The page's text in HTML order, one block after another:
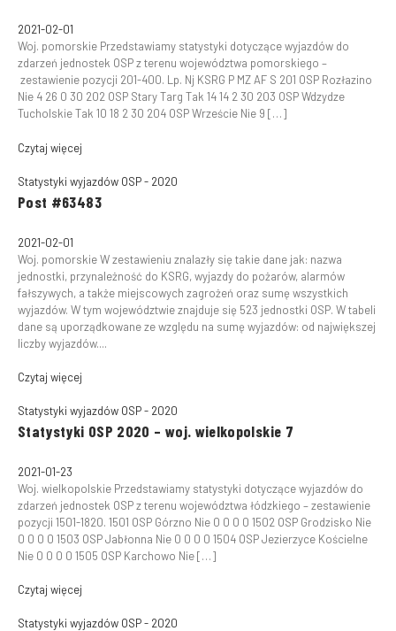
2021-02-01
Woj. pomorskie Przedstawiamy statystyki dotyczące wyjazdów do
zdarzeń jednostek OSP z terenu województwa pomorskiego –
zestawienie pozycji 201-400. Lp. Nj KSRG P MZ AF S 201 OSP Rozłazino
Nie 4 26 0 30 202 OSP Stary Targ Tak 14 14 2 30 203 OSP Wdzydze
Tucholskie Tak 10 18 2 30 204 OSP Wrzeście Nie 9 […]
Czytaj więcej
Statystyki wyjazdów OSP - 2020
Post #63483
2021-02-01
Woj. pomorskie W zestawieniu znalazły się takie dane jak: nazwa
jednostki, przynależność do KSRG, wyjazdy do pożarów, alarmów
fałszywych, a także miejscowych zagrożeń oraz sumę wszystkich
wyjazdów. W tym województwie znajduje się 523 jednostki OSP. W tabeli
dane są uporządkowane ze względu na sumę wyjazdów: od największej
liczby wyjazdów....
Czytaj więcej
Statystyki wyjazdów OSP - 2020
Statystyki OSP 2020 – woj. wielkopolskie 7
2021-01-23
Woj. wielkopolskie Przedstawiamy statystyki dotyczące wyjazdów do
zdarzeń jednostek OSP z terenu województwa łódzkiego – zestawienie
pozycji 1501-1820. 1501 OSP Górzno Nie 0 0 0 0 1502 OSP Grodzisko Nie
0 0 0 0 1503 OSP Jabłonna Nie 0 0 0 0 1504 OSP Jezierzyce Kościelne
Nie 0 0 0 0 1505 OSP Karchowo Nie […]
Czytaj więcej
Statystyki wyjazdów OSP - 2020